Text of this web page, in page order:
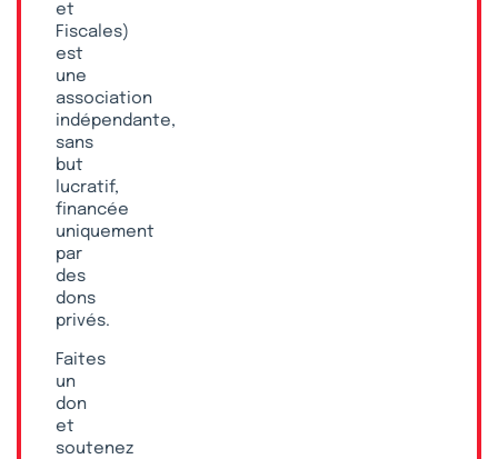
et
Fiscales)
est
une
association
indépendante,
sans
but
lucratif,
financée
uniquement
par
des
dons
privés.
Faites
un
don
et
soutenez